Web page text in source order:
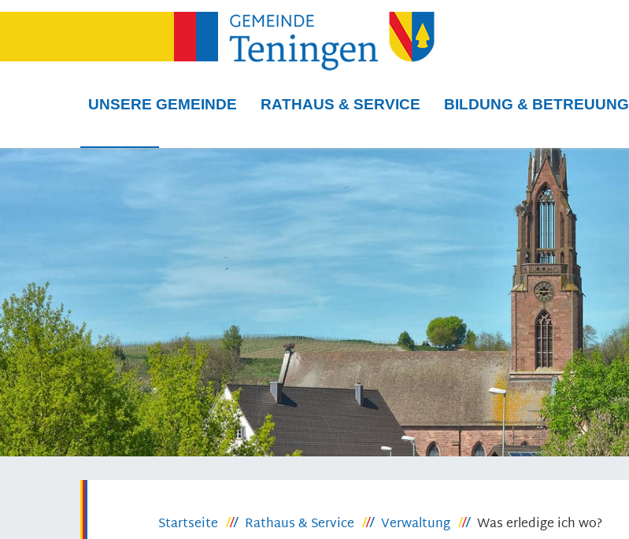
UNSERE GEMEINDE RATHAUS & SERVICE BILDUNG & BETREUUNG
Startseite Rathaus & Service Verwaltung Was erledige ich wo?